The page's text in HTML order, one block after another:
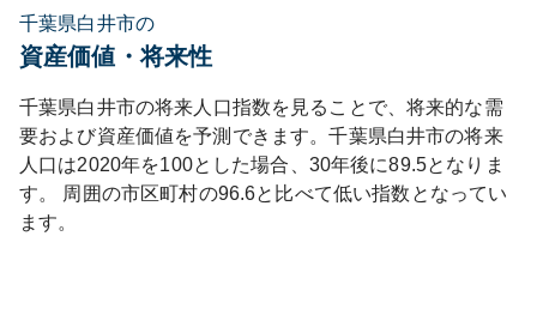
千葉県白井市の
資産価値・将来性
千葉県白井市の将来人口指数を見ることで、将来的な需
要および資産価値を予測できます。千葉県白井市の将来
人口は2020年を100とした場合、30年後に89.5となりま
す。
周囲の市区町村の96.6と比べて低い指数となってい
ます。